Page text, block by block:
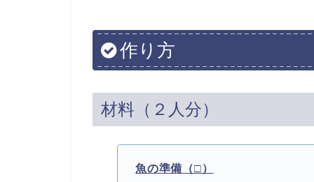
作り方
材料（２人分）
魚の準備（□）